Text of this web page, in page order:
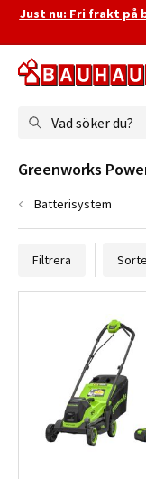
Just nu: Fri frakt på
Vad söker du?
Filtrera
Greenworks
Batterisystem